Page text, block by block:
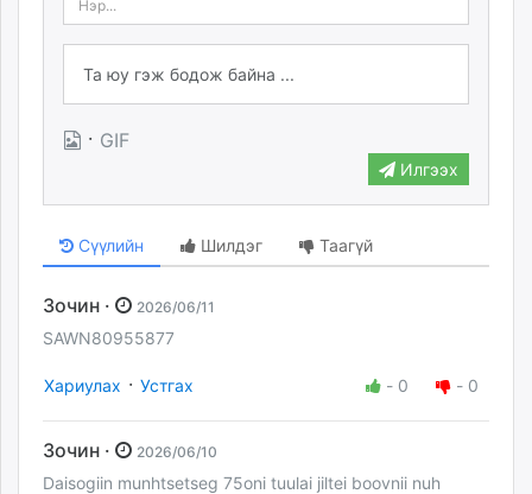
· GIF
Илгээх
Сүүлийн Шилдэг Таагүй
Зочин · 2026/06/11
SAWN80955877
Хариулах · Устгах - 0 - 0
Зочин · 2026/06/10
Daisogiin munhtsetseg 75oni tuulai jiltei boovnii nuh